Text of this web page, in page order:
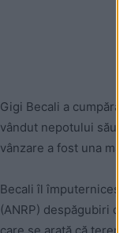
Gigi Becali a
vândut nepotului său
vânzare a fost una
Becali îl
(ANRP) despăgubiri